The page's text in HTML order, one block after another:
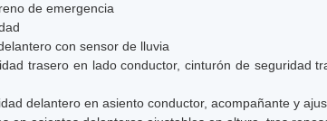
de emergencia
con sensor de lluvia
trasero en lado conductor, cinturón de seguridad
delantero en asiento conductor, acompañante y